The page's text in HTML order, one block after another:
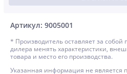
Артикул: 9005001
* Производитель оставляет за собой
дилера менять характеристики,
товара и место его производства.
Указанная информация не является